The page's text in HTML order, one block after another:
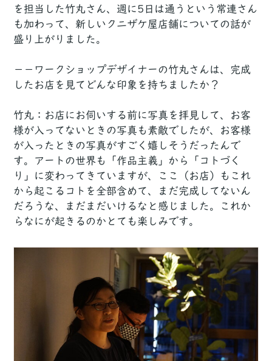
を担当した竹丸さん、週に5日は通うという常連さん
も加わって、新しいクニザケ屋店舗についての話が
盛り上がりました。
－－ワークショップデザイナーの竹丸さんは、完成
したお店を見てどんな印象を持ちましたか？
竹丸：お店にお伺いする前に写真を拝見して、お客
様が入ってないときの写真も素敵でしたが、お客様
が入ったときの写真がすごく嬉しそうだったんで
す。アートの世界も「作品主義」から「コトづく
り」に変わってきていますが、ここ（お店）もこれ
から起こるコトを全部含めて、まだ完成してないん
だろうな、まだまだいけるなと感じました。これか
らなにが起きるのかとても楽しみです。